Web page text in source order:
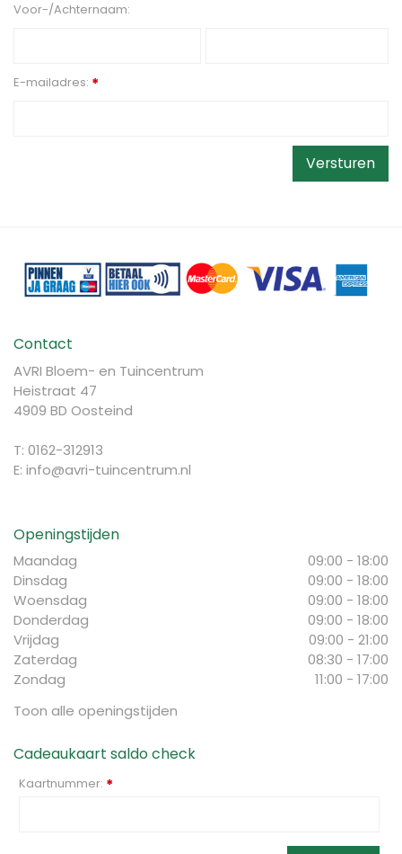
Voor-/Achternaam:
E-mailadres: *
Contact
AVRI Bloem- en Tuincentrum
Heistraat 47
4909 BD Oosteind
T: 0162-312913
E: info@avri-tuincentrum.nl
Openingstijden
Maandag
09:00 - 18:00
Dinsdag
09:00 - 18:00
Woensdag
09:00 - 18:00
Donderdag
09:00 - 18:00
Vrijdag
09:00 - 21:00
Zaterdag
08:30 - 17:00
Zondag
11:00 - 17:00
Toon alle openingstijden
Cadeaukaart saldo check
Kaartnummer: *